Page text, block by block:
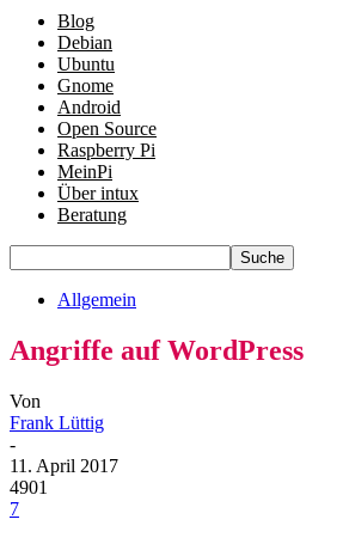
Blog
Debian
Ubuntu
Gnome
Android
Open Source
Raspberry Pi
MeinPi
Über intux
Beratung
Allgemein
Angriffe auf WordPress
Von
Frank Lüttig
-
11. April 2017
4901
7